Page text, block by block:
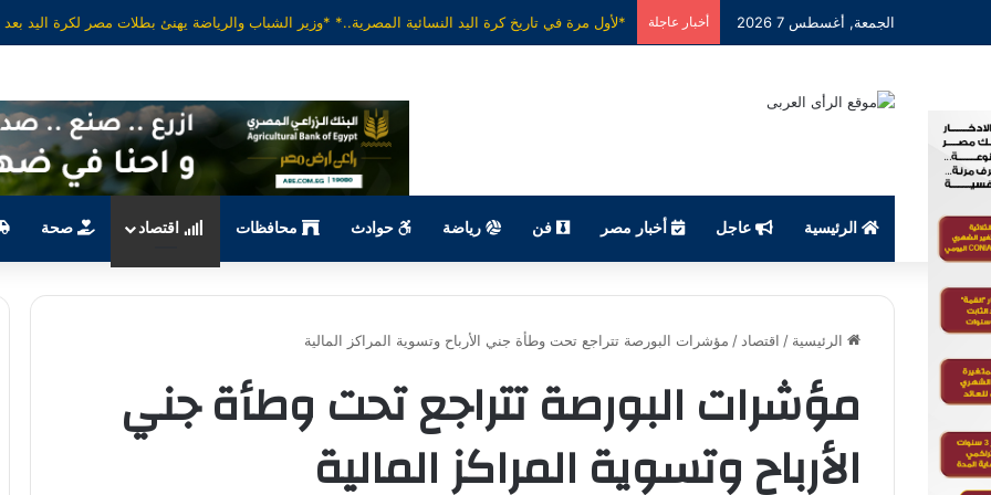
الجمعة, أغسطس 7 2026 أخبار عاجلة
الرئيسية عاجل أخبار مصر فن رياضة حوادث محافظات اقتصاد صحة
الرئيسية / اقتصاد / مؤشرات البورصة تتراجع تحت وطأة جني الأرباح وتسوية المراكز المالية
مؤشرات البورصة تتراجع تحت وطأة جني
الأرباح وتسوية المراكز المالية